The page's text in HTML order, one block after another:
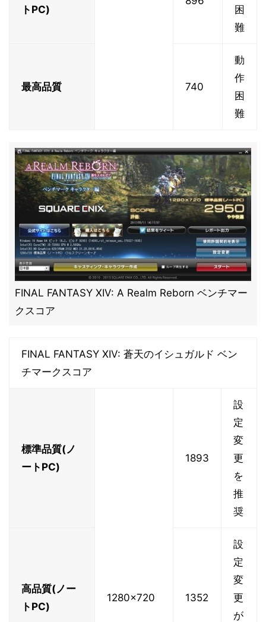
トPC)
困
難
最高品質 740
動
作
困
難
FINAL FANTASY XIV: A Realm Reborn ベンチマー
クスコア
FINAL FANTASY XIV: 蒼天のイシュガルド ベン
チマークスコア
標準品質(ノ
ートPC)
1280x720
1893
設
定
変
更
を
推
奨
高品質(ノー
トPC)
1352
設
定
変
更
が